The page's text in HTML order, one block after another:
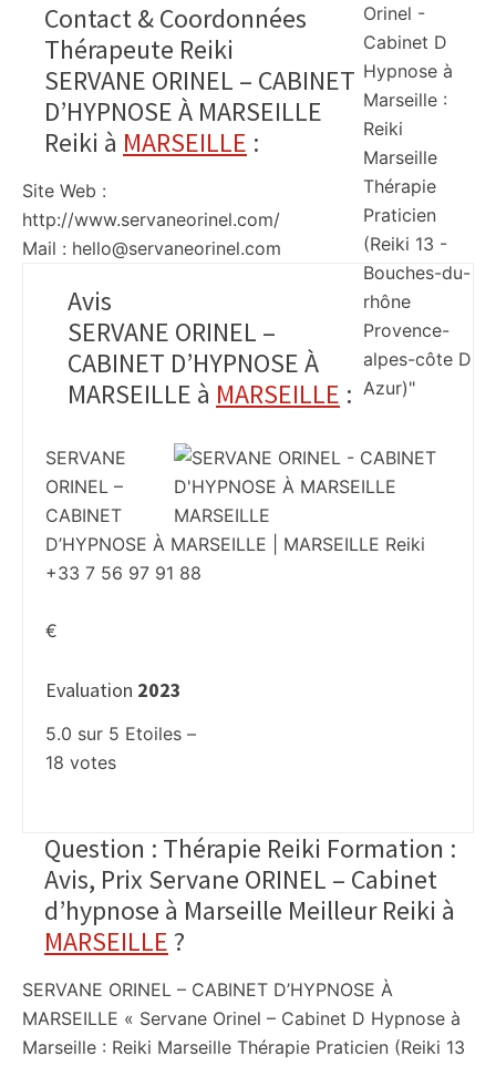
Contact & Coordonnées
Thérapeute Reiki
SERVANE ORINEL – CABINET
D’HYPNOSE À MARSEILLE
Reiki à MARSEILLE :
Site Web :
http://www.servaneorinel.com/
Mail : hello@servaneorinel.com
Avis
SERVANE ORINEL –
CABINET D’HYPNOSE À
MARSEILLE à MARSEILLE :
SERVANE
ORINEL –
CABINET
D’HYPNOSE À MARSEILLE | MARSEILLE Reiki
+33 7 56 97 91 88
€
Evaluation 2023
5.0 sur 5 Etoiles –
18 votes
Question : Thérapie Reiki Formation :
Avis, Prix Servane ORINEL – Cabinet
d’hypnose à Marseille Meilleur Reiki à
MARSEILLE ?
SERVANE ORINEL – CABINET D’HYPNOSE À
MARSEILLE « Servane Orinel – Cabinet D Hypnose à
Marseille : Reiki Marseille Thérapie Praticien (Reiki 13